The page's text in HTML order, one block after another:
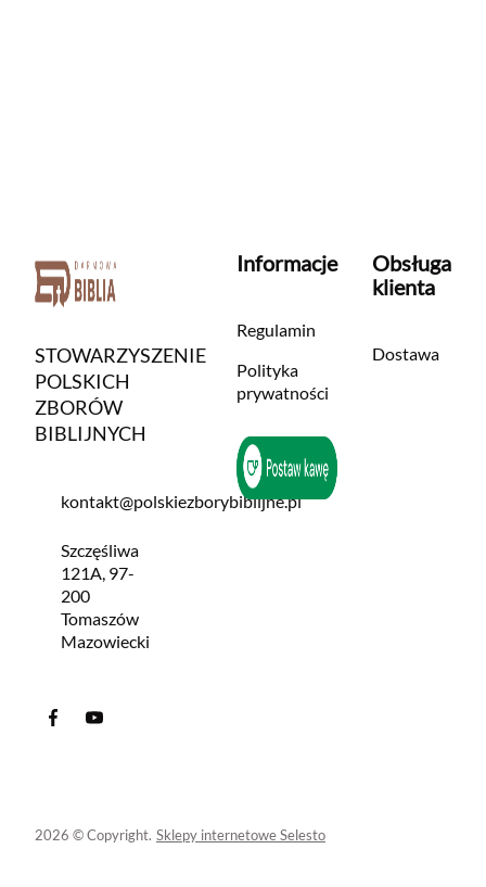
STOWARZYSZENIE
POLSKICH
ZBORÓW
BIBLIJNYCH
kontakt@polskiezborybiblijne.pl
Szczęśliwa
121A, 97-
200
Tomaszów
Mazowiecki
Informacje
Regulamin
Polityka
prywatności
Obsługa
klienta
Dostawa
2026 © Copyright. Sklepy internetowe Selesto